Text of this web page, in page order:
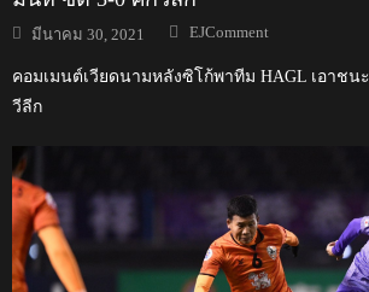
Posted
on
มีนาคม 30, 2021 Author
EJComment
คอมเมนต์เวียดนามหลังซิโก้พาทีม HAGL เอาช
วีลีก